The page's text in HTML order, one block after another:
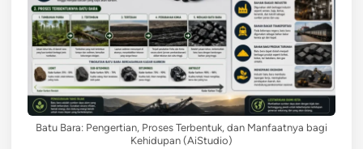
Batu Bara: Pengertian, Proses Terbentuk, dan Manfaatnya bagi
Kehidupan (AiStudio)